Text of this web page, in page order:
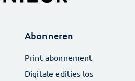
Abonneren
Print abonnement
Digitale edities los